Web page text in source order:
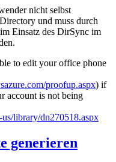
nicht selbst
und muss durch
Einsatz des DirSync im
to edit your office phone
proofup.aspx) if
account is not being
library/dn270518.aspx
generieren